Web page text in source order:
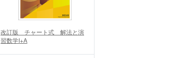
改訂版 チャート式 解法と演
習数学I+A